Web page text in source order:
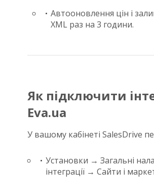
Автооновлення цін і
XML раз на 3 години.
Як підключити
Eva.ua
У вашому кабінеті SalesDrive
Установки → Загальні
інтеграції → Сайти і